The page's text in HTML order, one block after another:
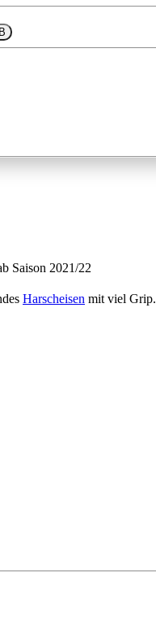
Saison 2021/22
Harscheisen mit viel Grip.